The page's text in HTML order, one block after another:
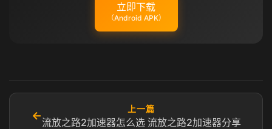
立即下载
（Android APK）
←
上一篇
流放之路2加速器怎么选 流放之路2加速器分享